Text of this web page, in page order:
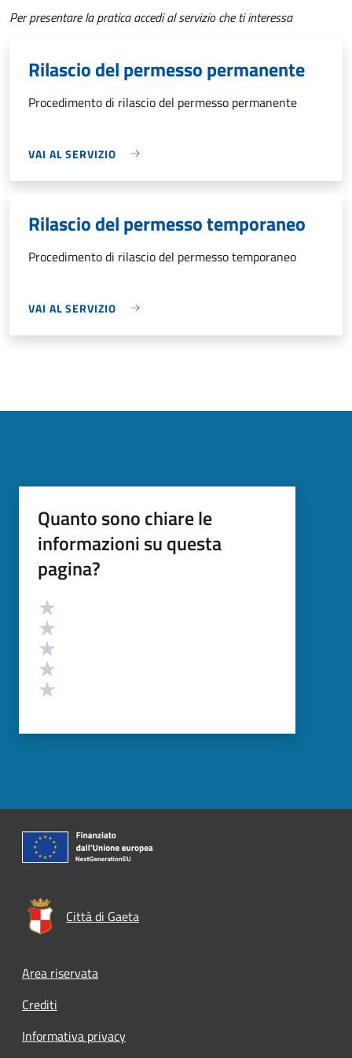
Per presentare la pratica accedi al servizio che ti interessa
Rilascio del permesso permanente
Procedimento di rilascio del permesso permanente
VAI AL SERVIZIO
Rilascio del permesso temporaneo
Procedimento di rilascio del permesso temporaneo
VAI AL SERVIZIO
Quanto sono chiare le
informazioni su questa
pagina?
Valutazione
Città di Gaeta
Footer menu
Area riservata
Crediti
Informativa privacy